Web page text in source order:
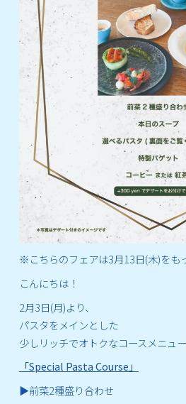
※こちらのフェアは3月13日(木)をも
こんにちは！
2月3日(月)より、
パスタをメインとした
少しリッチでオトクなコースメニュ
「Special Pasta Course」
▶前菜2種盛り合わせ